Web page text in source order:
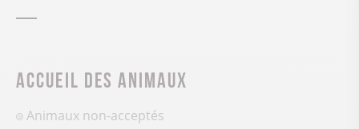
Accueil des animaux
Animaux non-acceptés